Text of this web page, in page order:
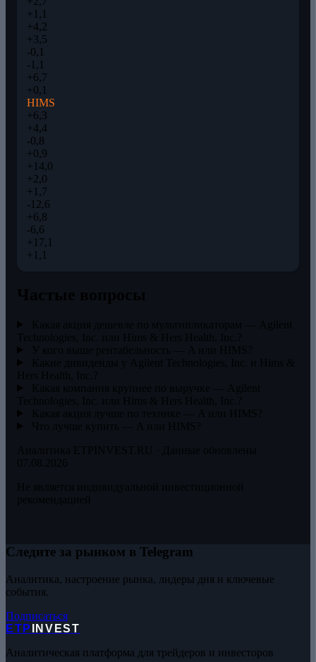
+1,1
+4,2
+3,5
-0,1
-1,1
+6,7
+0,1
HIMS
+6,3
+4,4
-0,8
+0,9
+14,0
+2,0
+1,7
-12,6
+6,8
-6,6
+17,1
+1,1
Следите за рынком в Telegram
Аналитика, настроение рынка, лидеры дня и ключевые
события.
Подписаться
ETP
INVEST
Аналитическая платформа для трейдеров и инвесторов